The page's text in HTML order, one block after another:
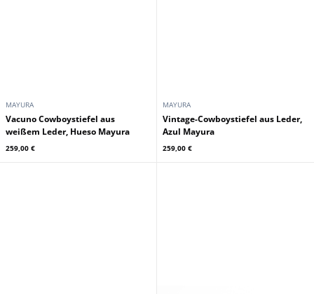
MAYURA
Vacuno Cowboystiefel aus
weißem Leder, Hueso Mayura
259,00 €
MAYURA
Vintage-Cowboystiefel aus Leder,
Azul Mayura
259,00 €